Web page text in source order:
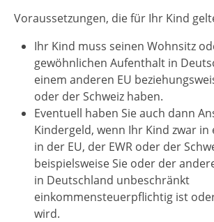
Voraussetzungen, die für Ihr Kind
Ihr Kind muss seinen Wohnsitz
gewöhnlichen Aufenthalt in
einem anderen EU
oder der Schweiz haben.
Eventuell haben Sie auch dann
Kindergeld, wenn Ihr Kind zwar
in der EU, der EWR oder der
beispielsweise Sie oder der
in Deutschland unbeschränkt
einkommensteuerpflichtig ist
wird.